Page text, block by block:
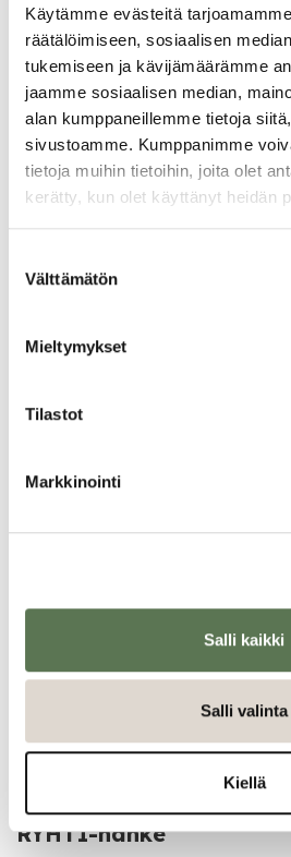
Käytämme evästeitä
räätälöimiseen, sosiaalisen
tukemiseen ja kävijämäärämme
jaamme sosiaalisen median,
alan kumppaneillemme tietoja
sivustoamme. Kumppanimme
tietoja muihin tietoihin, joita olet
kerätty, kun olet käyttänyt heidän
valinta
Välttämätön
Mieltymykset
Tilastot
Markkinointi
Salli kaikki
Salli valinta
Kiellä
Mirja Tarvainen
kaavoitusinsinööri
Saarijärven kaavoitus
kaavaprosessiohjaus,
laadinnan ohjaus
044 4598 435
Sari Peura
Saarijärven kaavoitus
044 4598 210
Ajankohtaista
Kaavoituksen ja
maankäyttöpalveluiden
RYHTI-hanke